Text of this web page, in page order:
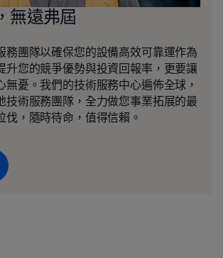
無遠弗屆
務團隊以確保您的設備高效可靠運作為
升您的競爭優勢與投資回報率，更要讓
無憂。我們的技術服務中心遍佈全球，
技術服務團隊，全力做您事業拓展的最
伐，隨時待命，值得信賴。